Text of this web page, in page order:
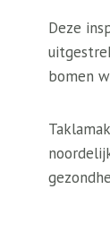
Deze
bomen